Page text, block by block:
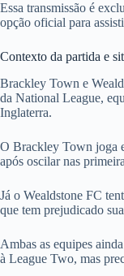
Essa transmissão é
opção oficial para
Contexto da partida e
Brackley Town e
da National League,
Inglaterra.
O Brackley Town joga
após oscilar nas
Já o Wealdstone FC
que tem prejudicado
Ambas as equipes
à League Two, mas